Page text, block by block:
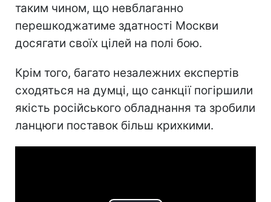
таким чином, що невблаганно
перешкоджатиме здатності Москви
досягати своїх цілей на полі бою.
Крім того, багато незалежних експертів
сходяться на думці, що санкції погіршили
якість російського обладнання та зробили
ланцюги поставок більш крихкими.